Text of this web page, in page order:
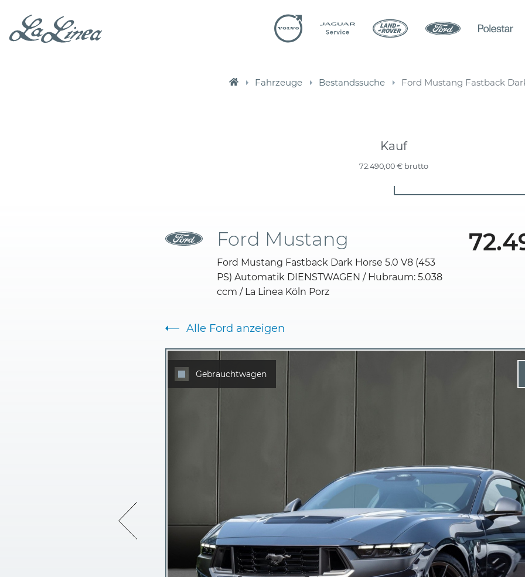
Fahrzeuge Bestandssuche Ford Mustang Fastback
Kauf
72.490,00 € brutto
Ford Mustang
Ford Mustang Fastback Dark Horse 5.0 V8 (453
PS) Automatik DIENSTWAGEN / Hubraum: 5.038
ccm / La Linea Köln Porz
Alle Ford anzeigen
Gebrauchtwagen